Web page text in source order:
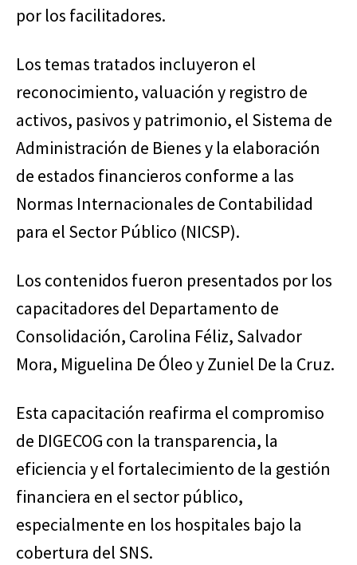
por los facilitadores.
Los temas tratados incluyeron el
reconocimiento, valuación y registro de
activos, pasivos y patrimonio, el Sistema de
Administración de Bienes y la elaboración
de estados financieros conforme a las
Normas Internacionales de Contabilidad
para el Sector Público (NICSP).
Los contenidos fueron presentados por los
capacitadores del Departamento de
Consolidación, Carolina Féliz, Salvador
Mora, Miguelina De Óleo y Zuniel De la Cruz.
Esta capacitación reafirma el compromiso
de DIGECOG con la transparencia, la
eficiencia y el fortalecimiento de la gestión
financiera en el sector público,
especialmente en los hospitales bajo la
cobertura del SNS.